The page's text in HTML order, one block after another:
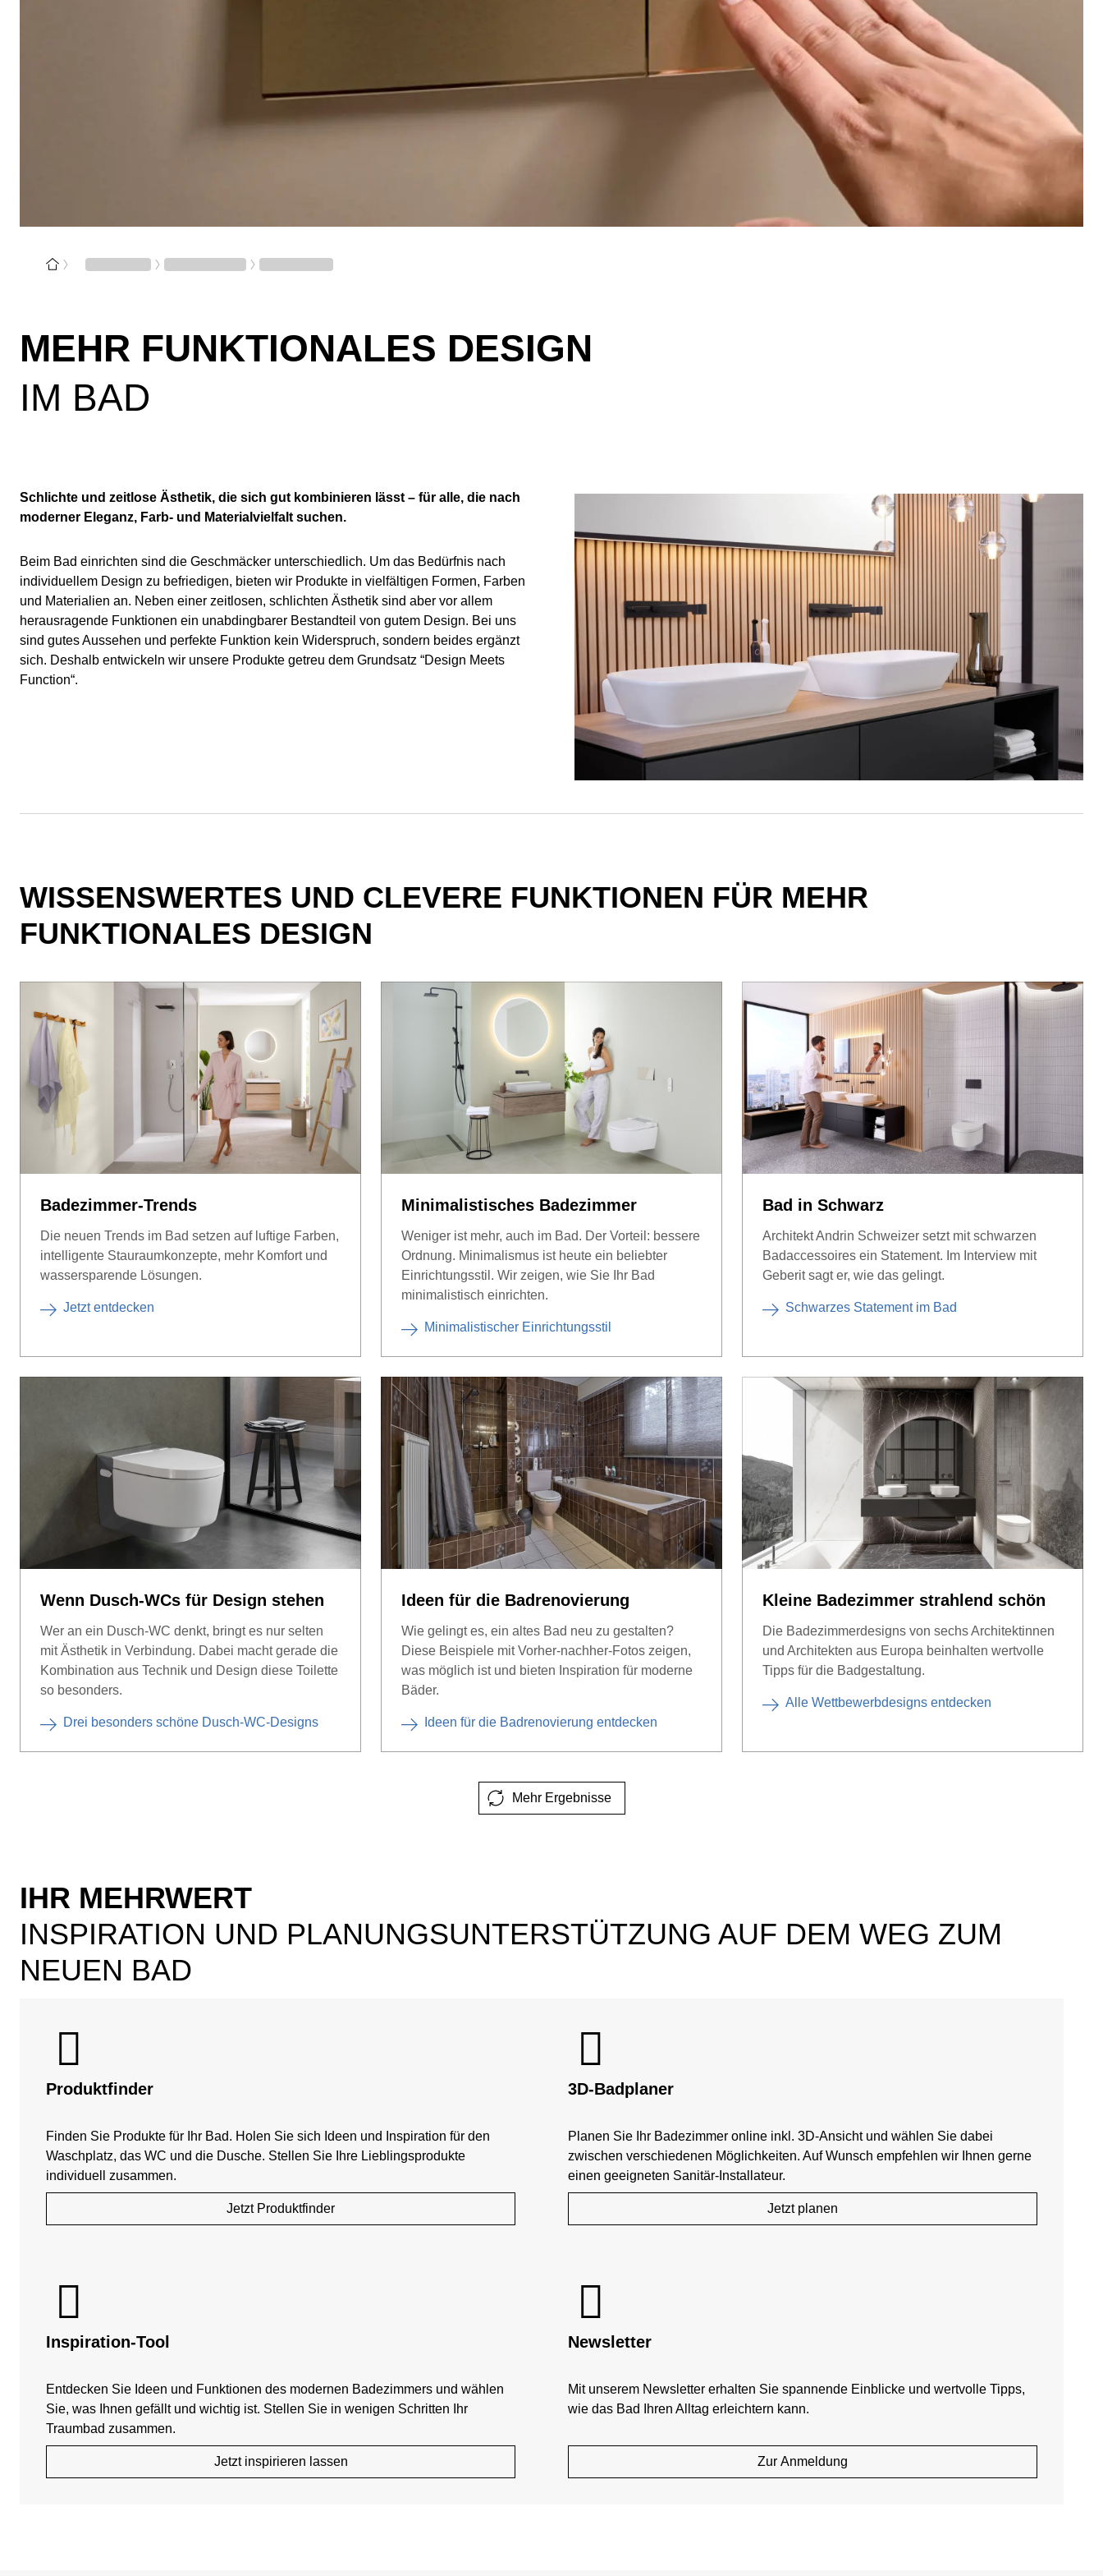
MEHR FUNKTIONALES DESIGN
IM BAD
Schlichte und zeitlose Ästhetik, die sich gut kombinieren lässt – für alle, die nach
moderner Eleganz, Farb- und Materialvielfalt suchen.
Beim Bad einrichten sind die Geschmäcker unterschiedlich. Um das Bedürfnis nach
individuellem Design zu befriedigen, bieten wir Produkte in vielfältigen Formen, Farben
und Materialien an. Neben einer zeitlosen, schlichten Ästhetik sind aber vor allem
herausragende Funktionen ein unabdingbarer Bestandteil von gutem Design. Bei uns
sind gutes Aussehen und perfekte Funktion kein Widerspruch, sondern beides ergänzt
sich. Deshalb entwickeln wir unsere Produkte getreu dem Grundsatz “Design Meets
Function“.
WISSENSWERTES UND CLEVERE FUNKTIONEN FÜR MEHR
FUNKTIONALES DESIGN
Badezimmer-Trends
Die neuen Trends im Bad setzen auf luftige Farben,
intelligente Stauraumkonzepte, mehr Komfort und
wassersparende Lösungen.
Jetzt entdecken
Minimalistisches Badezimmer
Weniger ist mehr, auch im Bad. Der Vorteil: bessere
Ordnung. Minimalismus ist heute ein beliebter
Einrichtungsstil. Wir zeigen, wie Sie Ihr Bad
minimalistisch einrichten.
Minimalistischer Einrichtungsstil
Bad in Schwarz
Architekt Andrin Schweizer setzt mit schwarzen
Badaccessoires ein Statement. Im Interview mit
Geberit sagt er, wie das gelingt.
Schwarzes Statement im Bad
Wenn Dusch-WCs für Design stehen
Wer an ein Dusch-WC denkt, bringt es nur selten
mit Ästhetik in Verbindung. Dabei macht gerade die
Kombination aus Technik und Design diese Toilette
so besonders.
Drei besonders schöne Dusch-WC-Designs
Ideen für die Badrenovierung
Wie gelingt es, ein altes Bad neu zu gestalten?
Diese Beispiele mit Vorher-nachher-Fotos zeigen,
was möglich ist und bieten Inspiration für moderne
Bäder.
Ideen für die Badrenovierung entdecken
Kleine Badezimmer strahlend schön
Die Badezimmerdesigns von sechs Architektinnen
und Architekten aus Europa beinhalten wertvolle
Tipps für die Badgestaltung.
Alle Wettbewerbdesigns entdecken
Mehr Ergebnisse
IHR MEHRWERT
INSPIRATION UND PLANUNGSUNTERSTÜTZUNG AUF DEM WEG ZUM
NEUEN BAD
Produktfinder
Finden Sie Produkte für Ihr Bad. Holen Sie sich Ideen und Inspiration für den
Waschplatz, das WC und die Dusche. Stellen Sie Ihre Lieblingsprodukte
individuell zusammen.
Jetzt Produktfinder
3D-Badplaner
Planen Sie Ihr Badezimmer online inkl. 3D-Ansicht und wählen Sie dabei
zwischen verschiedenen Möglichkeiten. Auf Wunsch empfehlen wir Ihnen gerne
einen geeigneten Sanitär-Installateur.
Jetzt planen
Inspiration-Tool
Entdecken Sie Ideen und Funktionen des modernen Badezimmers und wählen
Sie, was Ihnen gefällt und wichtig ist. Stellen Sie in wenigen Schritten Ihr
Traumbad zusammen.
Jetzt inspirieren lassen
Newsletter
Mit unserem Newsletter erhalten Sie spannende Einblicke und wertvolle Tipps,
wie das Bad Ihren Alltag erleichtern kann.
Zur Anmeldung